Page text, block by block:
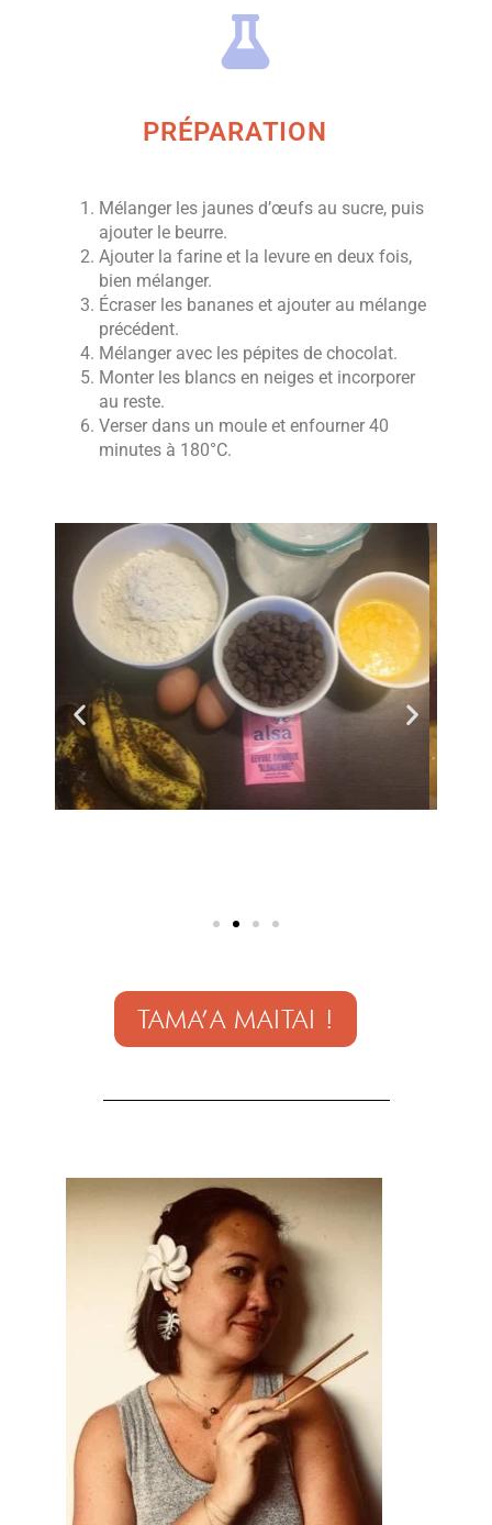
PRÉPARATION
Mélanger les jaunes d’œufs au sucre, puis
ajouter le beurre.
Ajouter la farine et la levure en deux fois,
bien mélanger.
Écraser les bananes et ajouter au mélange
précédent.
Mélanger avec les pépites de chocolat.
Monter les blancs en neiges et incorporer
au reste.
Verser dans un moule et enfourner 40
minutes à 180°C.
TAMA’A MAITAI !